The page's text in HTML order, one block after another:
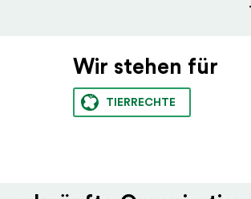
Wir stehen für
TIERRECHTE